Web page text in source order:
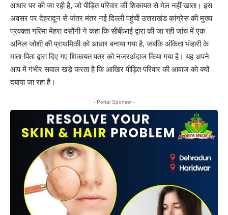
आधार पर की जा रही है, जो पीड़ित परिवार की शिकायत से मेल नहीं खाता। इस
अवसर पर देहरादून से जंतर मंतर नई दिल्ली पहुंची उत्तराखंड कांग्रेस की मुख्य
प्रवक्ता गरिमा मेहरा दसौनी ने कहा कि सीबीआई द्वारा की जा रही जांच में एक
अनिल जोशी की प्राथमिकी को आधार बनाया गया है, जबकि अंकिता भंडारी के
माता-पिता द्वारा दिए गए शिकायत पत्र को नजरअंदाज किया गया है। यह अपने
आप में गंभीर सवाल खड़े करता है कि आखिर पीड़ित परिवार की आवाज को क्यों
दबाया जा रहा है।
- Portal Sponser -